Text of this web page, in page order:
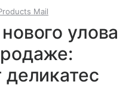
Mail
улова
деликатес